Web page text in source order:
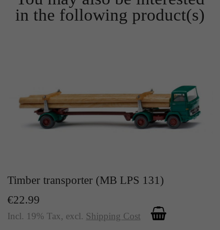
in the following product(s)
Timber transporter (MB LPS 131)
€22.99
Incl. 19% Tax, excl. Shipping Cost
Zweck
Solange es gesetzt ist, werden bestimmte
Datenübertragungen unterbunden.